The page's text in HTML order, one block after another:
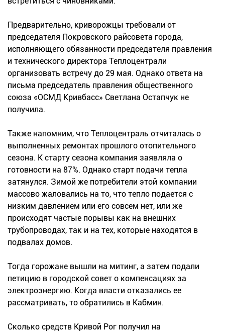
Предварительно, криворожцы требовали от
председателя Покровского райсовета города,
исполняющего обязанности председателя правления
и технического директора Теплоцентрали
организовать встречу до 29 мая. Однако ответа на
письма председатель правления общественного
союза «ОСМД Кривбасс» Светлана Остапчук не
получила.
Также напомним, что Теплоцентраль отчиталась о
выполненных ремонтах прошлого отопительного
сезона. К старту сезона компания заявляла о
готовности на 87%. Однако старт подачи тепла
затянулся. Зимой же потребители этой компании
массово жаловались на то, что тепло подается с
низким давлением или его совсем нет, или же
происходят частые порывы как на внешних
трубопроводах, так и на тех, которые находятся в
подвалах домов.
Тогда горожане вышли на митинг, а затем подали
петицию в городской совет о компенсациях за
электроэнергию. Когда власти отказались ее
рассматривать, то обратились в Кабмин.
Сколько средств Кривой Рог получил на